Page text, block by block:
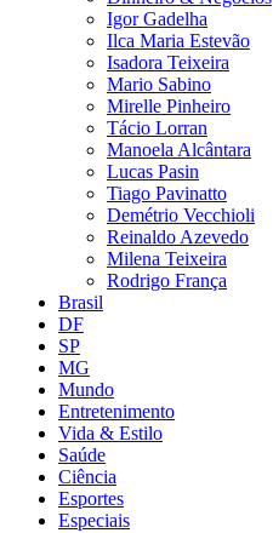
Igor Gadelha
Ilca Maria Estevão
Isadora Teixeira
Mario Sabino
Mirelle Pinheiro
Tácio Lorran
Manoela Alcântara
Lucas Pasin
Tiago Pavinatto
Demétrio Vecchioli
Reinaldo Azevedo
Milena Teixeira
Rodrigo França
Brasil
DF
SP
MG
Mundo
Entretenimento
Vida & Estilo
Saúde
Ciência
Esportes
Especiais